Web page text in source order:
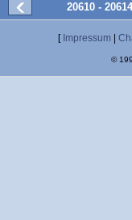
20610 -
[ Impressum
©